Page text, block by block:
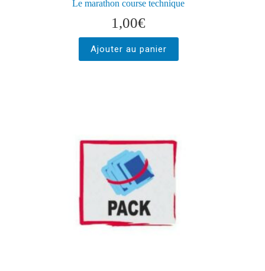
Le marathon course technique
1,00€
Ajouter au panier